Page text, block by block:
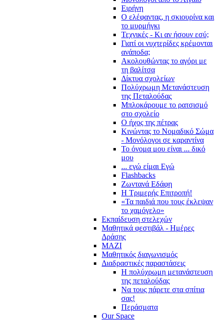
Ειρήνη
Ο ελέφαντας, η σκιουρίνα και
το μυρμήγκι
Τεχνικές - Κι αν ήσουν εσύ;
Γιατί οι νυχτερίδες κρέμονται
ανάποδα;
Ακολουθώντας το αγόρι με
τη βαλίτσα
Δίκτυα σχολείων
Πολύχρωμη Μετανάστευση
της Πεταλούδας
Μπλοκάρουμε το ρατσισμό
στο σχολείο
Ο ήχος της πέτρας
Κινώντας το Νομαδικό Σώμα
- Μονόλογοι σε καραντίνα
Το όνομα μου είναι ... δικό
μου
... εγώ είμαι Εγώ
Flashbacks
Ζωντανά Εδάφη
Η Τριμερής Επιτροπή!
«Τα παιδιά που τους έκλεψαν
το χαμόγελο»
Εκπαίδευση στελεχών
Μαθητικά φεστιβάλ - Ημέρες
Δράσης
ΜΑΖΙ
Μαθητικός διαγωνισμός
Διαδραστικές παραστάσεις
Η πολύχρωμη μετανάστευση
της πεταλούδας
Να τους πάρετε στα σπίτια
σας!
Περάσματα
Our Space